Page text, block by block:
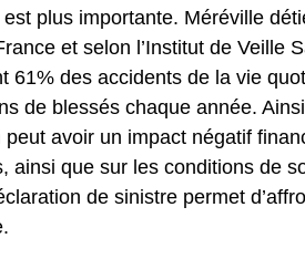
plus importante. Méréville
et selon l’Institut de Veille
61% des accidents de la vie
de blessés chaque année.
avoir un impact négatif
ainsi que sur les conditions de
de sinistre permet